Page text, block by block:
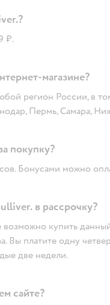
₽.
магазине?
регион России, в
Пермь, Самара,
покупку?
Бонусами можно
в рассрочку?
купить
платите одну
две недели.
сайте?